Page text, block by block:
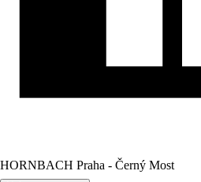
HORNBACH Praha - Černý Most